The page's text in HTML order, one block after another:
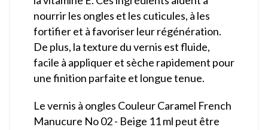
nourrir les ongles et les cuticules, à les
fortifier et à favoriser leur régénération.
De plus, la texture du vernis est fluide,
facile à appliquer et sèche rapidement pour
une finition parfaite et longue tenue.
Le vernis à ongles Couleur Caramel French
Manucure No 02 - Beige 11 ml peut être